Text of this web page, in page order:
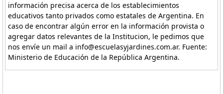
información precisa acerca de los establecimientos
educativos tanto privados como estatales de Argentina. En
caso de encontrar algún error en la información provista o
agregar datos relevantes de la Institucion, le pedimos que
nos envíe un mail a info@escuelasyjardines.com.ar. Fuente:
Ministerio de Educación de la República Argentina.